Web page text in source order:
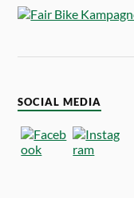
SOCIAL MEDIA